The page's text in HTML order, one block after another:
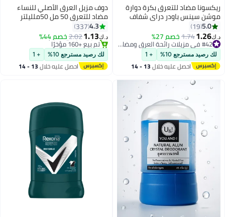
ريكسونا مضاد للتعرق بكرة دوارة
موشن سينس باودر دراي شفاف
50ملليلتر5.0
19
د.ك‏1.26
1.74خصم 27%
تم بيع +140 مؤخرًا
لك رصيد مسترجع 10% + 1
احصل عليه خلال 13 - 14
دوف مزيل العرق الأصلي للنساء
مضاد للتعرق 50 مل 50ملليلتر
4.3
337
د.ك‏1.13
2.02خصم 44%
أقل سعر في 7 يوم
تم بيع +160 مؤخرًا
لك رصيد مسترجع 10% + 1
احصل عليه خلال 13 - 14